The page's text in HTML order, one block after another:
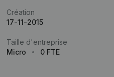
Création
17-11-2015
Taille d'entreprise
Micro
0 FTE